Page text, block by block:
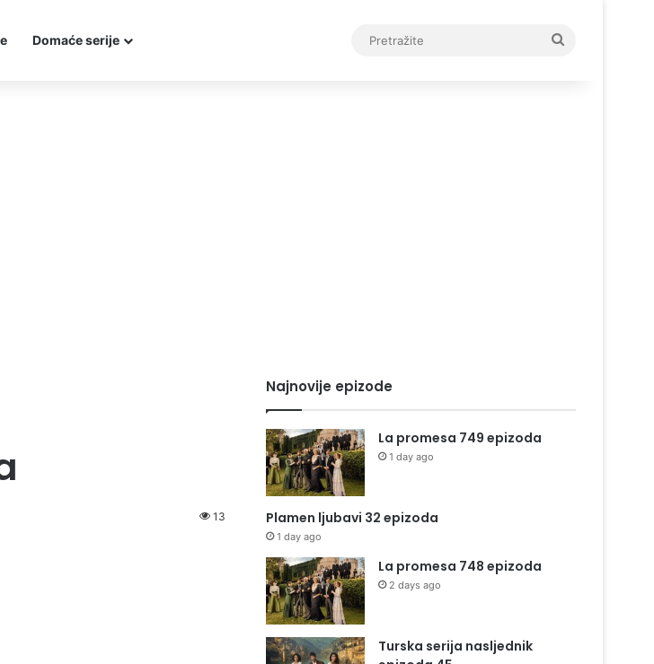
Domaće serije
13
Najnovije epizode
La promesa 749 epizoda
1 day ago
Plamen ljubavi 32 epizoda
1 day ago
La promesa 748 epizoda
2 days ago
Turska serija nasljednik